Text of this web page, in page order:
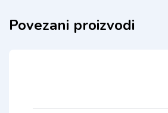
Povezani proizvodi